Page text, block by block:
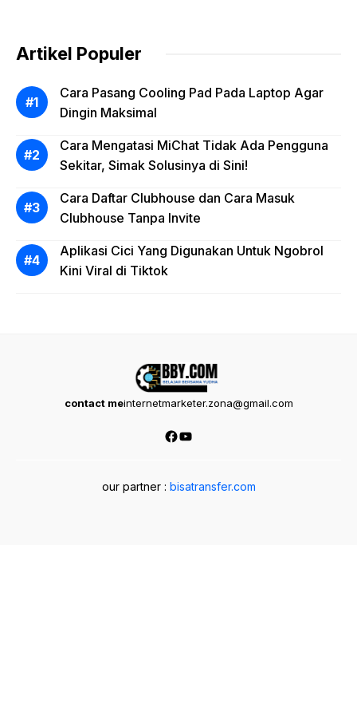
Artikel Populer
Cara Pasang Cooling Pad Pada Laptop Agar
Dingin Maksimal
Cara Mengatasi MiChat Tidak Ada Pengguna
Sekitar, Simak Solusinya di Sini!
Cara Daftar Clubhouse dan Cara Masuk
Clubhouse Tanpa Invite
Aplikasi Cici Yang Digunakan Untuk Ngobrol
Kini Viral di Tiktok
contact meinternetmarketer.zona@gmail.com
Facebook
YouTube
our partner : bisatransfer.com